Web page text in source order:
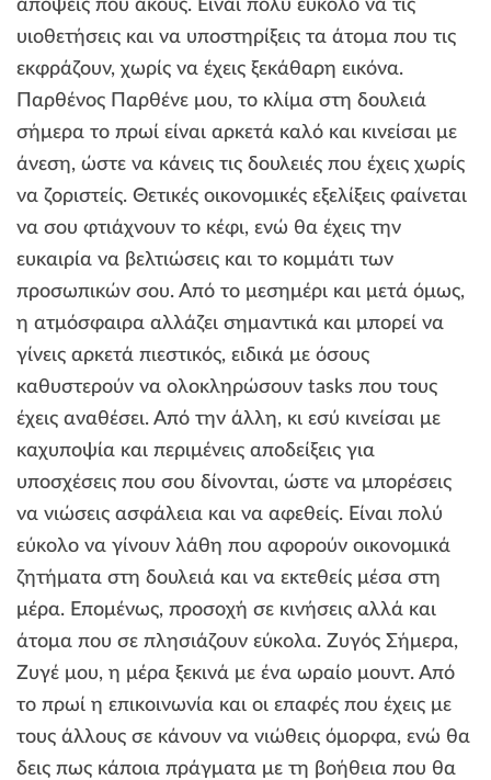
απόψεις που ακούς. Είναι πολύ εύκολο να τις
υιοθετήσεις και να υποστηρίξεις τα άτομα που τις
εκφράζουν, χωρίς να έχεις ξεκάθαρη εικόνα.
Παρθένος Παρθένε μου, το κλίμα στη δουλειά
σήμερα το πρωί είναι αρκετά καλό και κινείσαι με
άνεση, ώστε να κάνεις τις δουλειές που έχεις χωρίς
να ζοριστείς. Θετικές οικονομικές εξελίξεις φαίνεται
να σου φτιάχνουν το κέφι, ενώ θα έχεις την
ευκαιρία να βελτιώσεις και το κομμάτι των
προσωπικών σου. Από το μεσημέρι και μετά όμως,
η ατμόσφαιρα αλλάζει σημαντικά και μπορεί να
γίνεις αρκετά πιεστικός, ειδικά με όσους
καθυστερούν να ολοκληρώσουν tasks που τους
έχεις αναθέσει. Από την άλλη, κι εσύ κινείσαι με
καχυποψία και περιμένεις αποδείξεις για
υποσχέσεις που σου δίνονται, ώστε να μπορέσεις
να νιώσεις ασφάλεια και να αφεθείς. Είναι πολύ
εύκολο να γίνουν λάθη που αφορούν οικονομικά
ζητήματα στη δουλειά και να εκτεθείς μέσα στη
μέρα. Επομένως, προσοχή σε κινήσεις αλλά και
άτομα που σε πλησιάζουν εύκολα. Ζυγός Σήμερα,
Ζυγέ μου, η μέρα ξεκινά με ένα ωραίο μουντ. Από
το πρωί η επικοινωνία και οι επαφές που έχεις με
τους άλλους σε κάνουν να νιώθεις όμορφα, ενώ θα
δεις πως κάποια πράγματα με τη βοήθεια που θα